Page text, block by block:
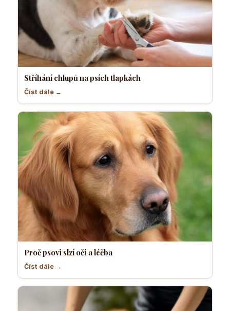
Stříhání chlupů na psích tlapkách
Číst dále →
Proč psovi slzí oči a léčba
Číst dále →